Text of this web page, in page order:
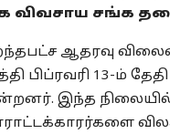
விவசாய சங்க
ஆதரவு
பிப்ரவரி 13-ம்
இந்த